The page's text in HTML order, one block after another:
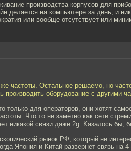
производства корпусов для
делается на компьютере за день, и
или вообще отсутствует или
частоты. Остальное решаемо, но
производить оборудование с другими
только для операторов, они хотят
Что то не заметно как сети
никакой связи даже 2g. Казалось бы,
рынок РФ, который не
Япония и Китай развернет связь на